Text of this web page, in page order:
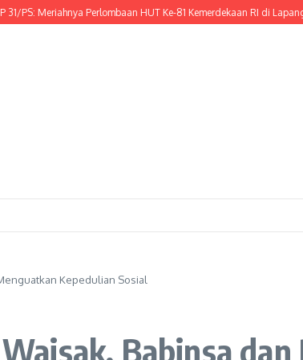
Perlombaan HUT Ke-81 Kemerdekaan RI di Lapangan
Kepedulian Sosial
Babinsa